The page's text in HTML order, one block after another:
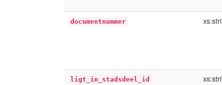
documentnummer
ligt_in_stadsdeel_id